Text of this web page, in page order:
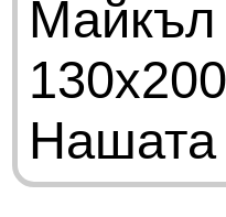
Майкъл
Нашата